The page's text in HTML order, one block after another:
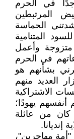
في الحرم
المرتبطين
الحماسة
المتنامية
وأعمل
في الحرم
بشأنهم هو
العديد منهم
الاشتراكية
يهودًا؛
من عائلة
إنديانا.
"أمة مهاجرين"،